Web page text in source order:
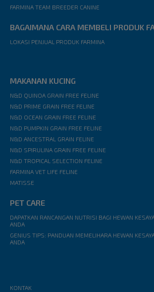
FARMINA TEAM BREEDER CANINE
BAGAIMANA CARA MEMBELI PRODUK
LOKASI PENJUAL PRODUK FARMINA
MAKANAN KUCING
N&D QUINOA GRAIN FREE FELINE
N&D PRIME GRAIN FREE FELINE
N&D OCEAN GRAIN FREE FELINE
N&D PUMPKIN GRAIN FREE FELINE
N&D ANCESTRAL GRAIN FELINE
N&D SPIRULINA GRAIN FREE FELINE
N&D TROPICAL SELECTION FELINE
FARMINA VET LIFE FELINE
MATISSE
PET CARE
DAPATKAN RANCANGAN NUTRISI BAGI HEWAN
ANDA
GENIUS TIPS: PANDUAN MEMELIHARA HEWAN
ANDA
KONTAK